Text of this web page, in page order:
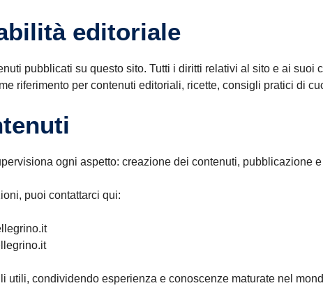
editoriale
pubblicati su questo sito. Tutti i diritti relativi al sito e ai suoi
riferimento per contenuti editoriali, ricette, consigli pratici di
ogni aspetto: creazione dei contenuti, pubblicazione
puoi contattarci qui:
utili, condividendo esperienza e conoscenze maturate nel